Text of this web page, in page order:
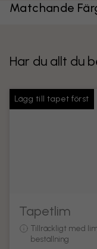
Matchande
Har du allt du
Lägg till tapet först
Tapetlim
Tillräckligt med
beställning